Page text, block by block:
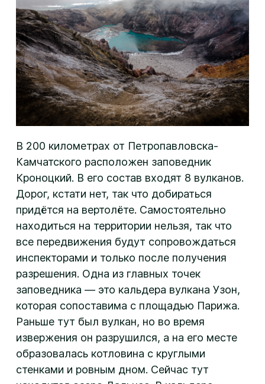
В 200 километрах от Петропавловска-
Камчатского расположен заповедник
Кроноцкий. В его состав входят 8 вулканов.
Дорог, кстати нет, так что добираться
придётся на вертолёте. Самостоятельно
находиться на территории нельзя, так что
все передвижения будут сопровождаться
инспекторами и только после получения
разрешения. Одна из главных точек
заповедника — это кальдера вулкана Узон,
которая сопоставима с площадью Парижа.
Раньше тут был вулкан, но во время
извержения он разрушился, а на его месте
образовалась котловина с круглыми
стенками и ровным дном. Сейчас тут